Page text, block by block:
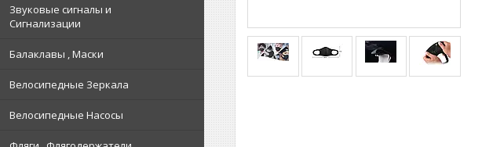
Звуковые сигналы и
Сигнализации
Балаклавы , Маски
Велосипедные Зеркала
Велосипедные Насосы